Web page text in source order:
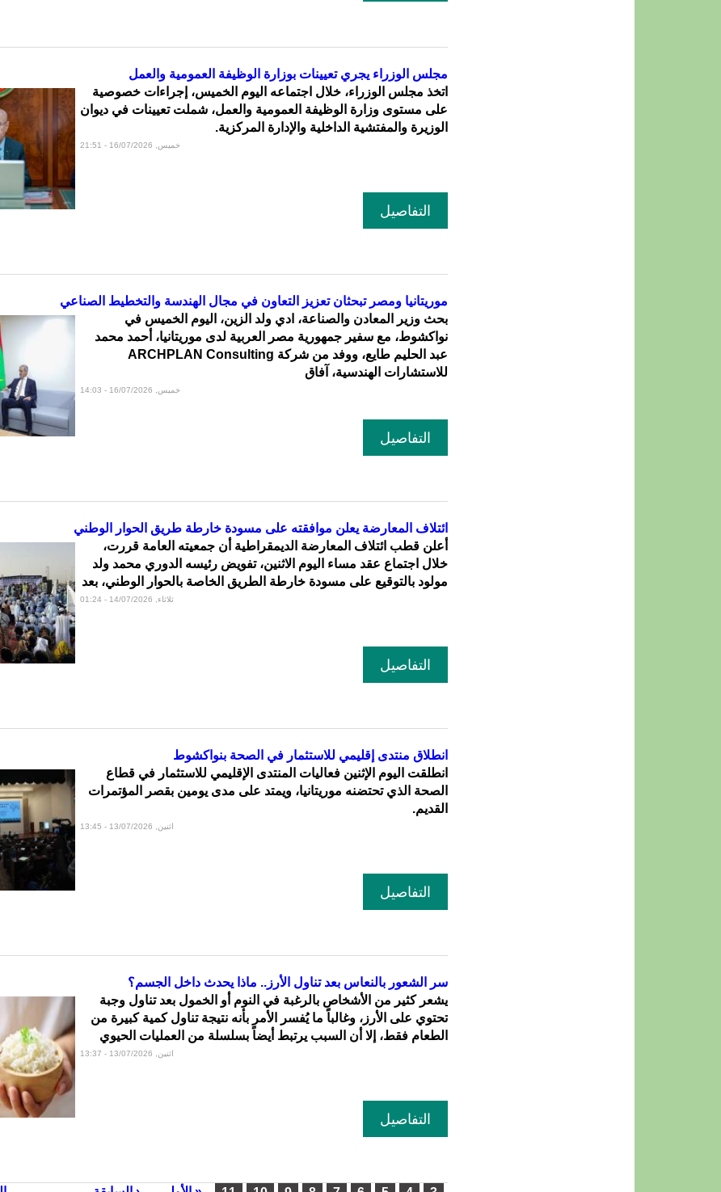
مجلس الوزراء يجري تعيينات بوزارة الوظيفة العمومية والعمل
اتخذ مجلس الوزراء، خلال اجتماعه اليوم الخميس، إجراءات خصوصية
على مستوى وزارة الوظيفة العمومية والعمل، شملت تعيينات في ديوان
الوزيرة والمفتشية الداخلية والإدارة المركزية.
خميس, 16/07/2026 - 21:51
التفاصيل
موريتانيا ومصر تبحثان تعزيز التعاون في مجال الهندسة والتخطيط الصناعي
بحث وزير المعادن والصناعة، ادي ولد الزين، اليوم الخميس في
نواكشوط، مع سفير جمهورية مصر العربية لدى موريتانيا، أحمد محمد
عبد الحليم طايع، ووفد من شركة ARCHPLAN Consulting
للاستشارات الهندسية، آفاق
خميس, 16/07/2026 - 14:03
التفاصيل
ائتلاف المعارضة يعلن موافقته على مسودة خارطة طريق الحوار الوطني
أعلن قطب ائتلاف المعارضة الديمقراطية أن جمعيته العامة قررت،
خلال اجتماع عقد مساء اليوم الاثنين، تفويض رئيسه الدوري محمد ولد
مولود بالتوقيع على مسودة خارطة الطريق الخاصة بالحوار الوطني، بعد
ثلاثاء, 14/07/2026 - 01:24
التفاصيل
انطلاق منتدى إقليمي للاستثمار في الصحة بنواكشوط
انطلقت اليوم الإثنين فعاليات المنتدى الإقليمي للاستثمار في قطاع
الصحة الذي تحتضنه موريتانيا، ويمتد على مدى يومين بقصر المؤتمرات
القديم.
اثنين, 13/07/2026 - 13:45
التفاصيل
سر الشعور بالنعاس بعد تناول الأرز.. ماذا يحدث داخل الجسم؟
يشعر كثير من الأشخاص بالرغبة في النوم أو الخمول بعد تناول وجبة
تحتوي على الأرز، وغالباً ما يُفسر الأمر بأنه نتيجة تناول كمية كبيرة من
الطعام فقط، إلا أن السبب يرتبط أيضاً بسلسلة من العمليات الحيوي
اثنين, 13/07/2026 - 13:37
التفاصيل